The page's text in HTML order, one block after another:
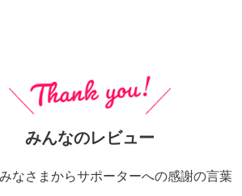
みんなのレビュー
なさまからサポーターへの感謝の言葉